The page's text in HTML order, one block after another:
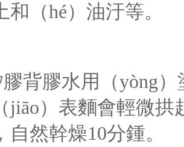
（hé）油汙等。
背膠水用（yòng
jiāo）表麵會輕微
自然幹燥10分鍾。